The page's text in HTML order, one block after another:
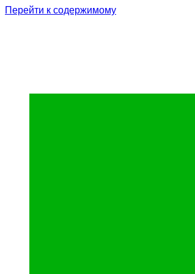
Перейти к содержимому